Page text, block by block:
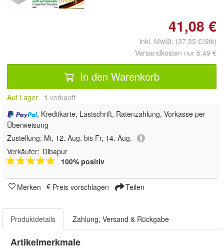
41,08 €
inkl. MwSt. (37,35 €/Stk)
Versandkosten nur 5,49 €
In den Warenkorb
Auf Lager 1 verkauft
, Kreditkarte, Lastschrift, Ratenzahlung, Vorkasse per
Überweisung
Zustellung: Mi, 12. Aug. bis Fr, 14. Aug.
Verkäufer: Dibapur
100% positiv
Merken Preis vorschlagen Teilen
Produktdetails Zahlung, Versand & Rückgabe
Artikelmerkmale